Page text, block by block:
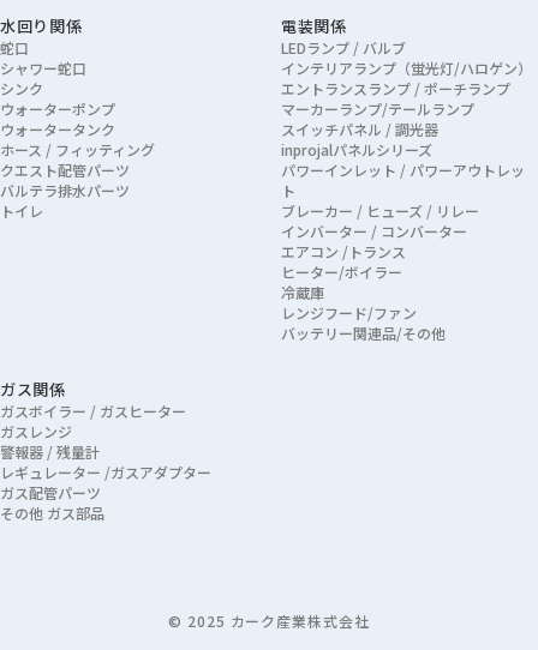
水回り関係
蛇口
シャワー蛇口
シンク
ウォーターポンプ
ウォータータンク
ホース / フィッティング
クエスト配管パーツ
バルテラ排水パーツ
トイレ
電装関係
LEDランプ / バルブ
インテリアランプ（蛍光灯/ハロゲン）
エントランスランプ / ポーチランプ
マーカーランプ/テールランプ
スイッチパネル / 調光器
inprojalパネルシリーズ
パワーインレット / パワーアウトレッ
ト
ブレーカー / ヒューズ / リレー
インバーター / コンバーター
エアコン /トランス
ヒーター/ボイラー
冷蔵庫
レンジフード/ファン
バッテリー関連品/その他
ガス関係
ガスボイラー / ガスヒーター
ガスレンジ
警報器 / 残量計
レギュレーター /ガスアダプター
ガス配管パーツ
その他 ガス部品
© 2025 カーク産業株式会社